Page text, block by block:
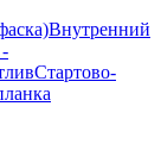
Внутренний
Стартово-